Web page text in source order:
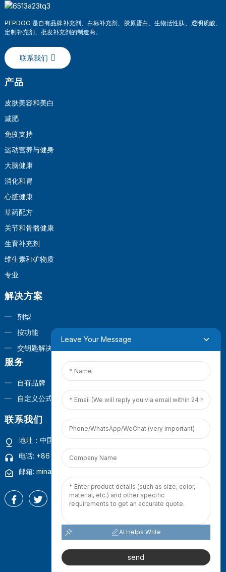
PEPDOO 是自有品牌补充剂、白标补充剂、胶原蛋白、生物活性肽、透明质酸、
定制补充剂、批发补充剂的制造商。
联系我们
产品
皮肤美容和美白
减肥
免疫支持
运动营养与健身
大脑健康
消化和胃
心脏健康
草药配方
关节和骨骼健康
生育补充剂
维生素和矿物质
专业
解决方案
剂型
按功能
交钥匙解决方案
服务
自有品牌
自定义公式
联系我们
地址：中国福建省厦门市观音山商业营运中心1号楼4楼
电话: +86 18965423693
邮箱: mina.cao@foxmail.com
版权所有 © 2025 百得宝（厦门）有限公司
Leave Your Message
AI Helps Write
send